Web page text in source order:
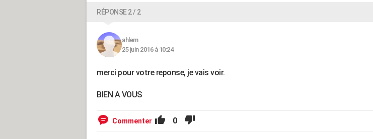
RÉPONSE 2 / 2
ahlem
25 juin 2016 à 10:24
merci pour votre reponse, je vais voir.
BIEN A VOUS
Commenter 0